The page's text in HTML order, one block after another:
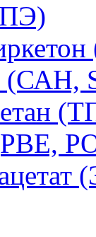
(САН,